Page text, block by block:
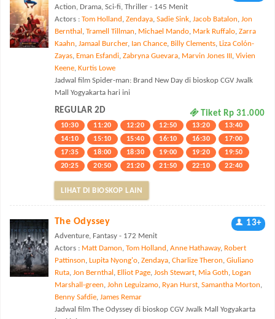
Action, Drama, Sci-fi, Thriller - 145 Menit
Actors : Tom Holland , Zendaya, Sadie Sink, Jacob Batalon, Jon
Bernthal , Tramell Tillman, Michael Mando, Mark Ruffalo, Zarra
Kaahn, Jamaal Burcher, Ian Chance, Billy Clements, Liza Colón-
Zayas, Eman Esfandi, Zabryna Guevara, Marvin Jones III, Vivien
Keene, Kurtis Lowe
Jadwal film Spider-man: Brand New Day di bioskop CGV Jwalk
Mall Yogyakarta hari ini
REGULAR 2D Tiket Rp 31.000
10:30 11:20 12:20 12:50 13:20
13:40
14:10
15:10 15:40 16:10 16:30
17:00
17:35
18:00 18:30 19:00 19:20
19:50
20:25
20:50 21:20 21:50 22:10 22:40
LIHAT DI BIOSKOP LAIN
The Odyssey 13+
Adventure, Fantasy - 172 Menit
Actors : Matt Damon, Tom Holland , Anne Hathaway, Robert
Pattinson, Lupita Nyong'o, Zendaya, Charlize Theron, Giuliano
Ruta, Jon Bernthal , Elliot Page, Josh Stewart, Mia Goth, Logan
Marshall-green, John Leguizamo, Ryan Hurst, Samantha Morton,
Benny Safdie, James Remar
Jadwal film The Odyssey di bioskop CGV Jwalk Mall Yogyakarta